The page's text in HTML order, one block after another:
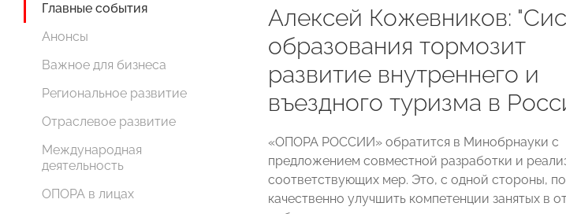
Главные события
Анонсы
Важное для бизнеса
Региональное развитие
Отраслевое развитие
Международная
деятельность
ОПОРА в лицах
Алексей Кожевников:
образования тормозит
развитие внутреннего и
въездного туризма в
«ОПОРА РОССИИ» обратится в Минобрнауки с
предложением совместной разработки и
соответствующих мер. Это, с одной стороны,
качественно улучшить компетенции занятых в